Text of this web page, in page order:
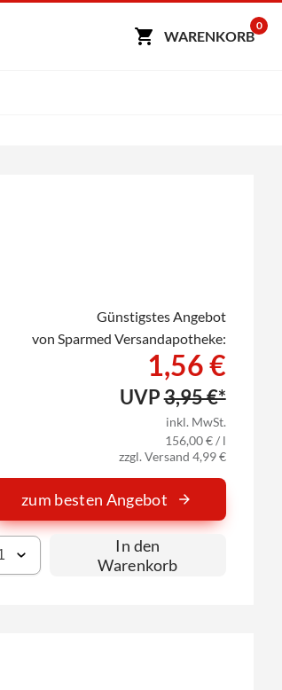
WARENKORB
0
Günstigstes Angebot
von Sparmed Versandapotheke:
1,56 €
UVP3,95 €*
inkl. MwSt.
156,00 € / l
zzgl. Versand 4,99 €
zum besten Angebot
In den
Warenkorb